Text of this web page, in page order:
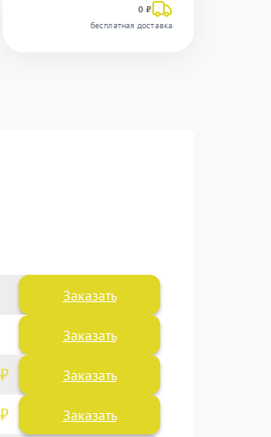
0 ₽
бесплатная доставка
Заказать
Заказать